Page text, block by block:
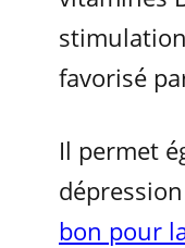
favorisé
Il permet
bon pour